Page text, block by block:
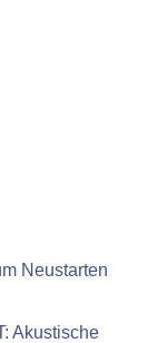
Neustarten
Akustische